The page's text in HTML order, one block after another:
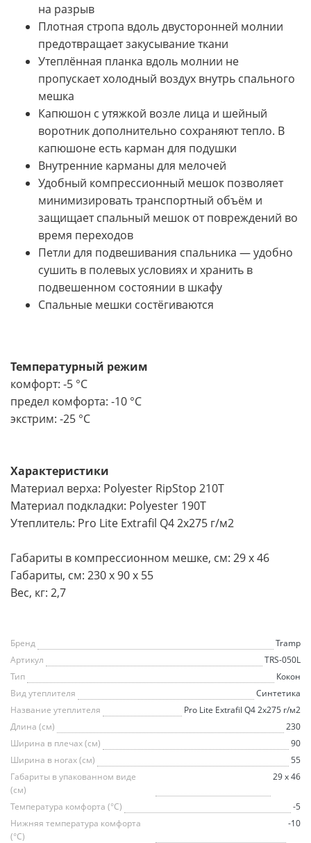
на разрыв
Плотная стропа вдоль двусторонней молнии
предотвращает закусывание ткани
Утеплённая планка вдоль молнии не
пропускает холодный воздух внутрь спального
мешка
Капюшон с утяжкой возле лица и шейный
воротник дополнительно сохраняют тепло. В
капюшоне есть карман для подушки
Внутренние карманы для мелочей
Удобный компрессионный мешок позволяет
минимизировать транспортный объём и
защищает спальный мешок от повреждений во
время переходов
Петли для подвешивания спальника — удобно
сушить в полевых условиях и хранить в
подвешенном состоянии в шкафу
Спальные мешки состёгиваются
Температурный режим
комфорт: -5 °С
предел комфорта: -10 °С
экстрим: -25 °С
Характеристики
Материал верха: Polyester RipStop 210Т
Материал подкладки: Polyester 190T
Утеплитель: Pro Lite Extrafil Q4 2х275 г/м2
Габариты в компрессионном мешке, см: 29 x 46
Габариты, см: 230 х 90 х 55
Вес, кг: 2,7
Бренд
Tramp
Артикул
TRS-050L
Тип
Кокон
Вид утеплителя
Синтетика
Название утеплителя
Pro Lite Extrafil Q4 2х275 г/м2
Длина (см)
230
Ширина в плечах (см)
90
Ширина в ногах (см)
55
Габариты в упакованном виде
(см)
29 x 46
Температура комфорта (°C)
-5
Нижняя температура комфорта
(°С)
-10